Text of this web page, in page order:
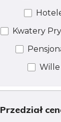
Kwatery
Wille
Przedział